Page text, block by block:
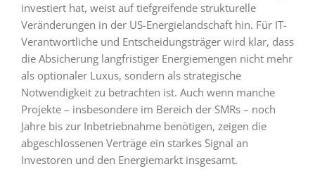
investiert hat, weist auf tiefgreifende strukturelle
Veränderungen in der US-Energielandschaft hin. Für IT-
Verantwortliche und Entscheidungsträger wird klar, dass
die Absicherung langfristiger Energiemengen nicht mehr
als optionaler Luxus, sondern als strategische
Notwendigkeit zu betrachten ist. Auch wenn manche
Projekte – insbesondere im Bereich der SMRs – noch
Jahre bis zur Inbetriebnahme benötigen, zeigen die
abgeschlossenen Verträge ein starkes Signal an
Investoren und den Energiemarkt insgesamt.